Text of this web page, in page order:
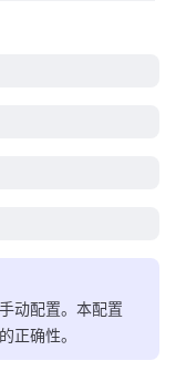
动配置。本配置
正确性。